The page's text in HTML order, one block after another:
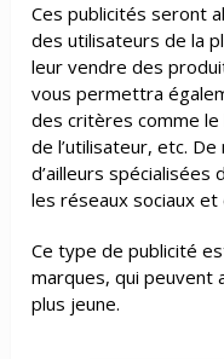
Ces publicités seront
des utilisateurs de la
leur vendre des
vous permettra
des critères comme le
de l’utilisateur, etc.
d’ailleurs spécialisées
les réseaux sociaux
Ce type de publicité
marques, qui peuvent
plus jeune.